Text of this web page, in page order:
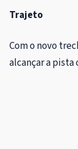
Trajeto
Com o novo
alcançar a